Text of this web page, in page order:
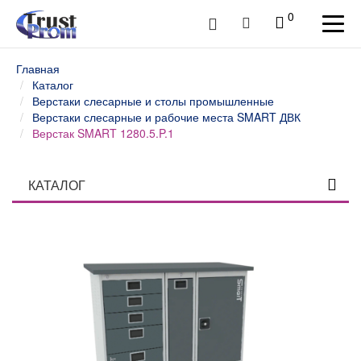
0
Главная
Каталог
Верстаки слесарные и столы промышленные
Верстаки слесарные и рабочие места SMART ДВК
Верстак SMART 1280.5.P.1
КАТАЛОГ
Верстаки и столы слесарные WOKER ДВК
Верстаки слесарные и рабочие места WOKER PRO
Верстаки слесарные и рабочие места SMART ДВК